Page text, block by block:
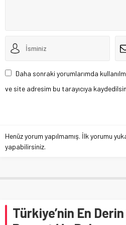
Daha sonraki yorumlarımda
ve site adresim bu tarayıcıya
Henüz yorum yapılmamış. İlk yorumu
yapabilirsiniz.
Türkiye’nin En